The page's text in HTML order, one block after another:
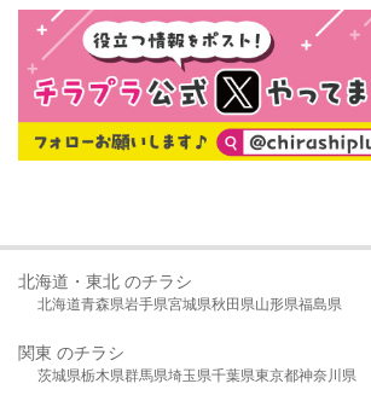
北海道・東北 のチラシ
北海道青森県岩手県宮城県秋田県山形県福島県
関東 のチラシ
茨城県栃木県群馬県埼玉県千葉県東京都神奈川県